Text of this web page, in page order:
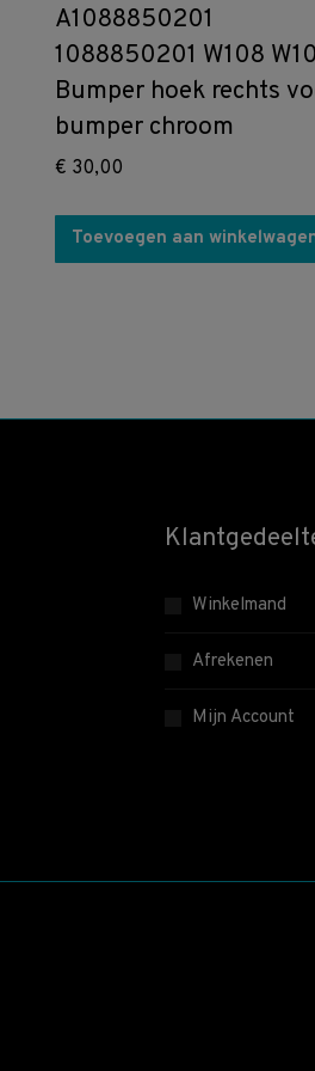
A1088850201
1088850201 W108
Bumper hoek rechts
bumper chroom
€ 30,00
Toevoegen aan
Winkelmand
Afrekenen
Mijn Account